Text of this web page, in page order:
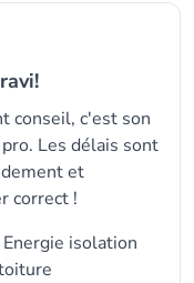
conseil, c'est son
Les délais sont
et
correct !
Energie isolation